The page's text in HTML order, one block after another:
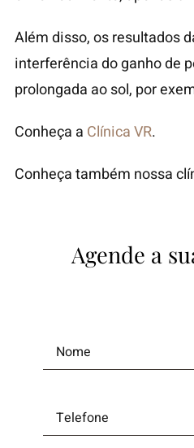
Além disso, os resultados
interferência do ganho de
prolongada ao sol, por
Conheça a Clínica VR.
Conheça também nossa
Agende a